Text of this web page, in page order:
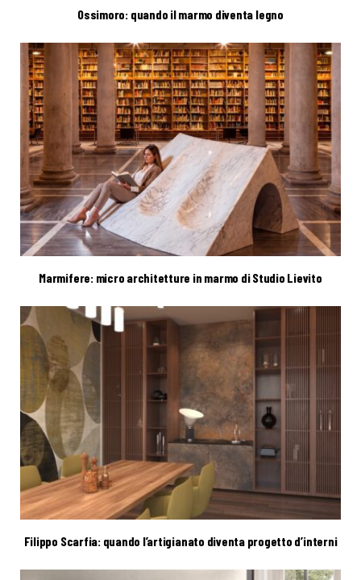
Ossimoro: quando il marmo diventa legno
Marmifere: micro architetture in marmo di Studio Lievito
Filippo Scarfia: quando l’artigianato diventa progetto d’interni